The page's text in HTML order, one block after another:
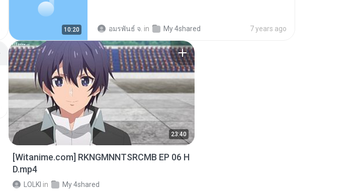
10:20 อมรพันธ์ จ. in My 4shared 7 years ago
23:40
[Witanime.com] RKNGMNNTSRCMB EP 06 H
D.mp4
LOLKI in
My 4shared